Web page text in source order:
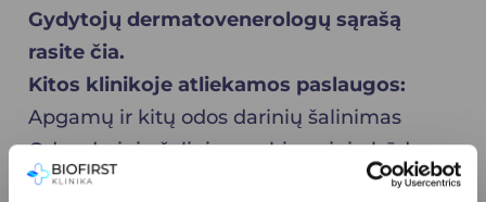
Gydytojų dermatovenerologų sąrašą
rasite čia.
Kitos klinikoje atliekamos paslaugos:
Apgamų ir kitų odos darinių šalinimas
Odos darinių šalinimas chirurginiu būdu